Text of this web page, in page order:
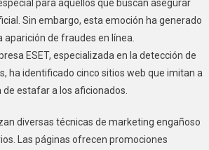
para aquellos que buscan asegurar
Sin embargo, esta emoción ha generado
de fraudes en línea.
ESET, especializada en la detección de
ha identificado cinco sitios web que imitan a
estafar a los aficionados.
diversas técnicas de marketing engañoso
Las páginas ofrecen promociones